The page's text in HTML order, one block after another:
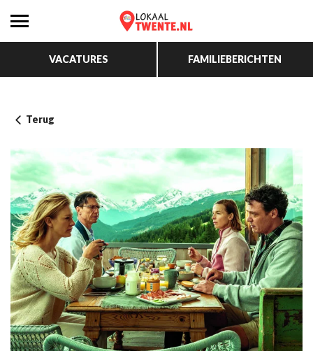
VACATURES FAMILIEBERICHTEN
Terug